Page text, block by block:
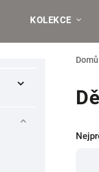
KOLEKCE
Domů